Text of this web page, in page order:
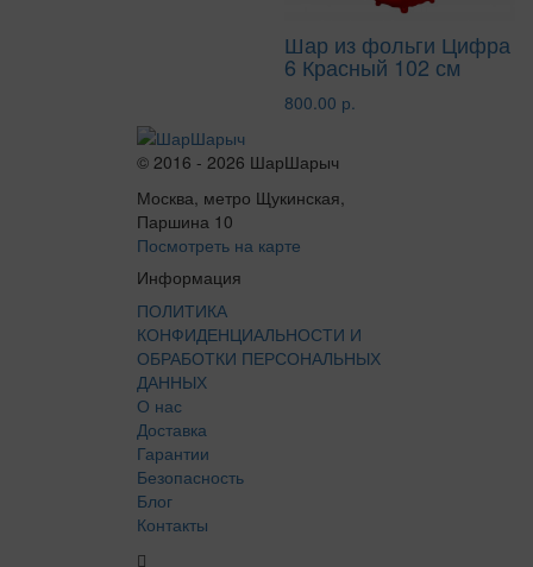
Шар из фольги Цифра
6 Красный 102 см
800.00 р.
© 2016 - 2026 ШарШарыч
Москва, метро Щукинская,
Паршина 10
Посмотреть на карте
Информация
ПОЛИТИКА
КОНФИДЕНЦИАЛЬНОСТИ И
ОБРАБОТКИ ПЕРСОНАЛЬНЫХ
ДАННЫХ
О нас
Доставка
Гарантии
Безопасность
Блог
Контакты